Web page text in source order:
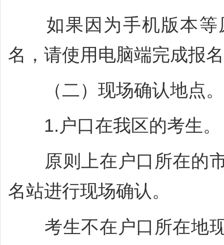
如果因为手机版本等
名，请使用电脑端完成报
（二）现场确认地点。
1.户口在我区的考生。
原则上在户口所在的市
名站进行现场确认。
考生不在户口所在地现